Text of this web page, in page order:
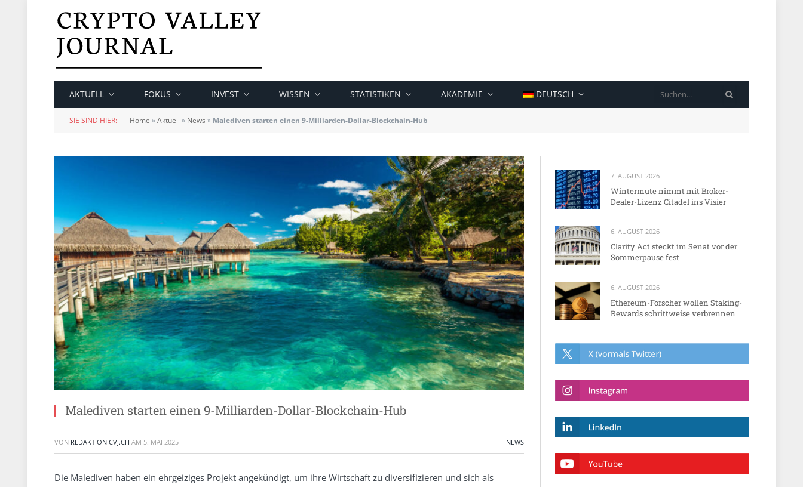
AKTUELL FOKUS INVEST WISSEN STATISTIKEN AKADEMIE DEUTSCH
SIE SIND HIER: Home »Aktuell » News » Malediven starten einen 9-Milliarden-Dollar-Blockchain-Hub
Malediven starten einen 9-Milliarden-Dollar-Blockchain-Hub
VON REDAKTION CVJ.CH AM 5. MAI 2025 NEWS
Die Malediven haben ein ehrgeiziges Projekt angekündigt, um ihre Wirtschaft zu diversifizieren und sich als
7. AUGUST 2026
Wintermute nimmt mit Broker-
Dealer-Lizenz Citadel ins Visier
6. AUGUST 2026
Clarity Act steckt im Senat vor der
Sommerpause fest
6. AUGUST 2026
Ethereum-Forscher wollen Staking-
Rewards schrittweise verbrennen